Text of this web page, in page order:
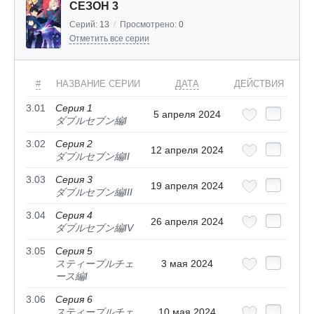
СЕЗОН 3
Серий: 13 / Просмотрено: 0
Отметить все серии
# НАЗВАНИЕ СЕРИИ ДАТА ДЕЙСТВИЯ
3.01
Серия 1
ダブルセブン編I
5 апреля 2024
3.02
Серия 2
ダブルセブン編II
12 апреля 2024
3.03
Серия 3
ダブルセブン編III
19 апреля 2024
3.04
Серия 4
ダブルセブン編IV
26 апреля 2024
3.05
Серия 5
スティープルチェ
ース編I
3 мая 2024
3.06
Серия 6